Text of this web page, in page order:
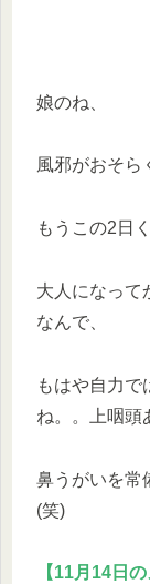
娘のね、
風邪がおそら
もうこの2日
大人になって
なんで、
もはや自力で
ね。。上咽頭
鼻うがいを常
(笑)
【11月14日